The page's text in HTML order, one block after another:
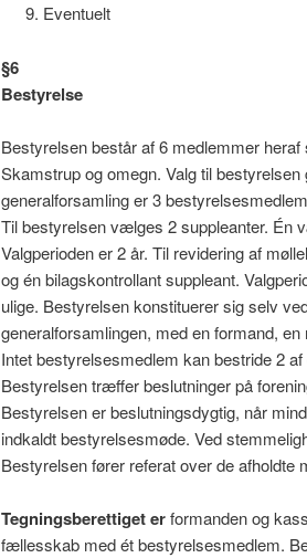
Eventuelt
§6
Bestyrelse
Bestyrelsen består af 6 medlemmer
Skamstrup og omegn. Valg til
generalforsamling er 3
Til bestyrelsen vælges 2 suppleanter. Én
Valgperioden er 2 år. Til revidering af
og én bilagskontrollant suppleant.
ulige. Bestyrelsen konstituerer sig selv
generalforsamlingen, med en formand,
Intet bestyrelsesmedlem kan bestride 2
Bestyrelsen træffer beslutninger på
Bestyrelsen er beslutningsdygtig, når
indkaldt bestyrelsesmøde. Ved
Bestyrelsen fører referat over de afholdte
Tegningsberettiget erformanden og
fællesskab med ét bestyrelsesmedlem.